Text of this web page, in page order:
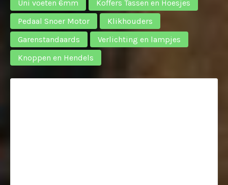
Uni voeten 6mm
Koffers Tassen en Hoesjes
Pedaal Snoer Motor
Klikhouders
Garenstandaards
Verlichting en lampjes
Knoppen en Hendels